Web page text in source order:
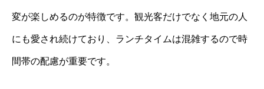
変が楽しめるのが特徴です。観光客だけでなく地元の人
にも愛され続けており、ランチタイムは混雑するので時
間帯の配慮が重要です。